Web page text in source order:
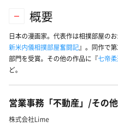
概要
日本の漫画家。代表作は相撲部屋の
新米内儀相撲部屋奮闘記』。同作で
部門を受賞。その他の作品に『七帝
ど。
営業事務「不動産」/その
株式会社Lime